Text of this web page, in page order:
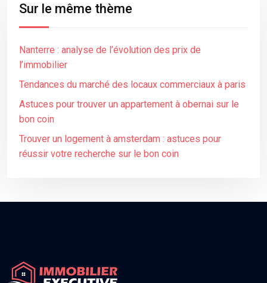
Sur le même thème
Nanterre : analyse de l’évolution des prix de
l’immobilier
Tendances du marché des locaux commerciaux à paris
Astuces pour trouver un appartement à obernai sur le
bon coin
Trouver un logement à amsterdam : astuces pour
réussir votre recherche sur le bon coin